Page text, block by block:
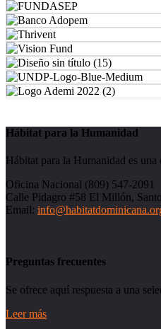
Hábitat para la Humanidad
Hábitat para la Humanidad es
Oficina Nacional (809) 547-2091
Calle Pidagro #58 El Millón,
Email:
Preguntas frecuentes
Se ofrece aquí respuesta a una
Leer más